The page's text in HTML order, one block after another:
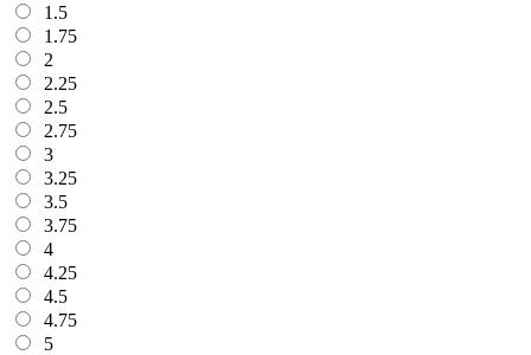
1.5
1.75
2
2.25
2.5
2.75
3
3.25
3.5
3.75
4
4.25
4.5
4.75
5